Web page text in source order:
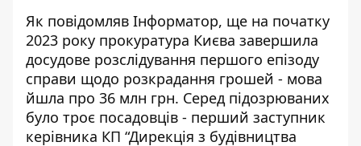
Як повідомляв Інформатор, ще на початку
2023 року прокуратура Києва завершила
досудове розслідування першого епізоду
справи щодо розкрадання грошей - мова
йшла про 36 млн грн. Серед підозрюваних
було троє посадовців - перший заступник
керівника КП “Дирекція з будівництва